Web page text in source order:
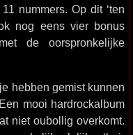
nummers. Op dit ‘ten
nog eens vier bonus
de oorspronkelijke
hebben gemist kunnen
mooi hardrockalbum
niet oubollig overkomt.